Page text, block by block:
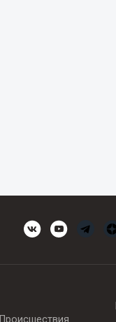
Происшествия